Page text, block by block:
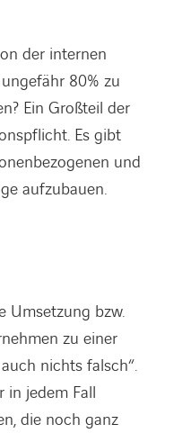
der internen
80% zu
Ein Großteil der
Es gibt
und
aufzubauen.
Umsetzung bzw.
zu einer
nichts falsch“.
in jedem Fall
die noch ganz